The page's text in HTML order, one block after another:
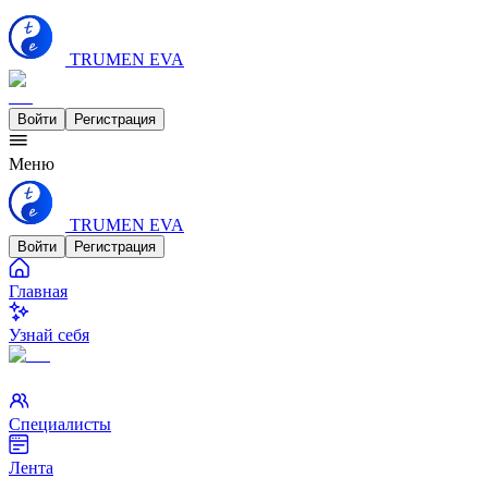
TRUMEN EVA
Войти Регистрация
Меню
TRUMEN EVA
Войти Регистрация
Главная
Узнай себя
Специалисты
Лента